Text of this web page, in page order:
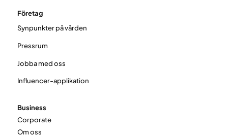
Företag
Synpunkter på vården
Pressrum
Jobba med oss
Influencer-applikation
Business
Corporate
Om oss